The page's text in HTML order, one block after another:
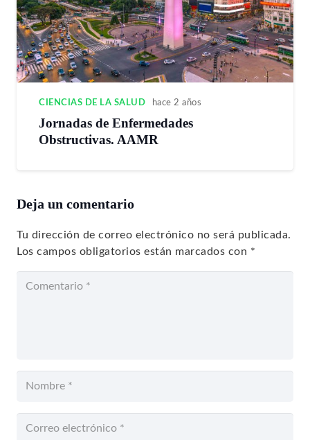
CIENCIAS DE LA SALUD hace 2 años
Jornadas de Enfermedades
Obstructivas. AAMR
Deja un comentario
Tu dirección de correo electrónico no será publicada.
Los campos obligatorios están marcados con *